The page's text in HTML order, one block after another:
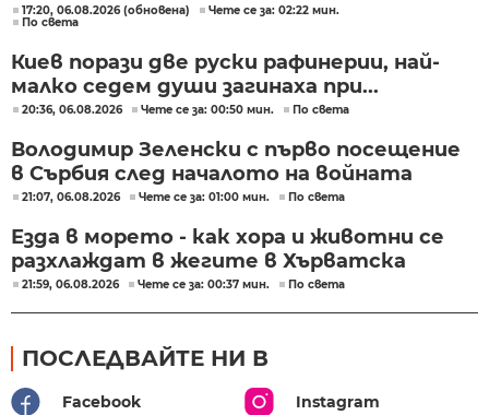
17:20, 06.08.2026 (обновена)
Чете се за: 02:22 мин.
По света
Киев порази две руски рафинерии, най-
малко седем души загинаха при...
20:36, 06.08.2026 Чете се за: 00:50 мин. По света
Володимир Зеленски с първо посещение
в Сърбия след началото на войната
21:07, 06.08.2026 Чете се за: 01:00 мин. По света
Езда в морето - как хора и животни се
разхлаждат в жегите в Хърватска
21:59, 06.08.2026 Чете се за: 00:37 мин. По света
ПОСЛЕДВАЙТЕ НИ В
Facebook Instagram